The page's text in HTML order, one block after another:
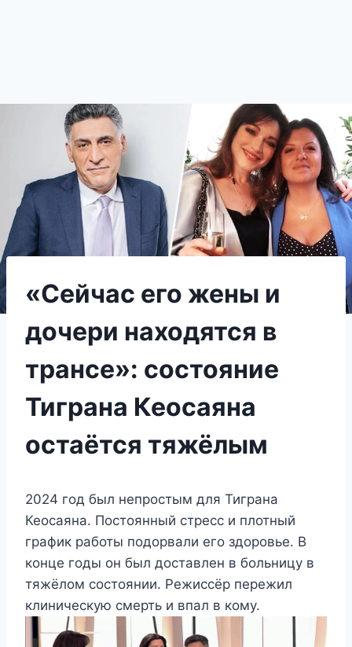
«Сейчас его жены и
дочери находятся в
трансе»: состояние
Тиграна Кеосаяна
остаётся тяжёлым
2024 год был непростым для Тиграна
Кеосаяна. Постоянный стресс и плотный
график работы подорвали его здоровье. В
конце годы он был доставлен в больницу в
тяжёлом состоянии. Режиссёр пережил
клиническую смерть и впал в кому.